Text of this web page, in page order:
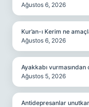
Ağustos 6, 2026
Kur’an-ı Kerim ne
Ağustos 6, 2026
Ayakkabı vurmasından
Ağustos 5, 2026
Antidepresanlar